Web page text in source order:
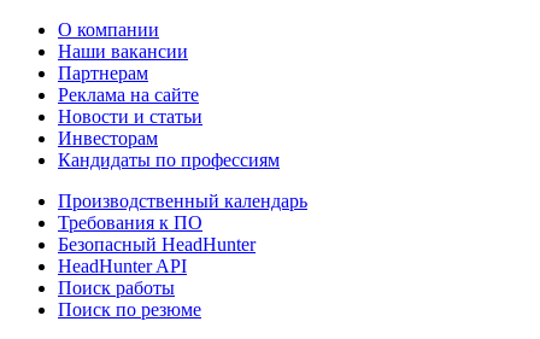
О компании
Наши вакансии
Партнерам
Реклама на сайте
Новости и статьи
Инвесторам
Кандидаты по профессиям
Производственный календарь
Требования к ПО
Безопасный HeadHunter
HeadHunter API
Поиск работы
Поиск по резюме